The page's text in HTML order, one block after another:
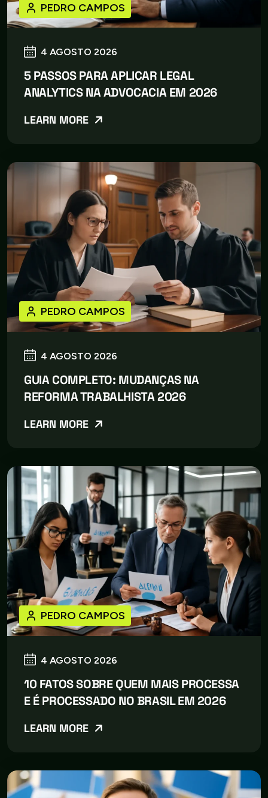
4 AGOSTO 2026
PEDRO CAMPOS
5 PASSOS PARA APLICAR LEGAL
ANALYTICS NA ADVOCACIA EM 2026
LEARN MORE
4 AGOSTO 2026
PEDRO CAMPOS
GUIA COMPLETO: MUDANÇAS NA
REFORMA TRABALHISTA 2026
LEARN MORE
4 AGOSTO 2026
PEDRO CAMPOS
10 FATOS SOBRE QUEM MAIS PROCESSA
E É PROCESSADO NO BRASIL EM 2026
LEARN MORE